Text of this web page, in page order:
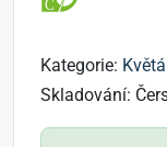
Kategorie:
Skladování: